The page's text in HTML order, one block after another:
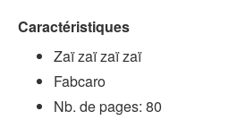
Caractéristiques
Zaï zaï zaï zaï
Fabcaro
Nb. de pages: 80